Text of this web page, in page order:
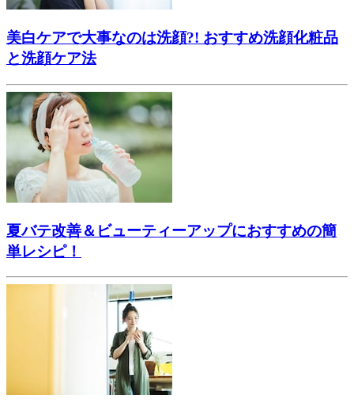
美白ケアで大事なのは洗顔?! おすすめ洗顔化粧品
と洗顔ケア法
夏バテ改善＆ビューティーアップにおすすめの簡
単レシピ！